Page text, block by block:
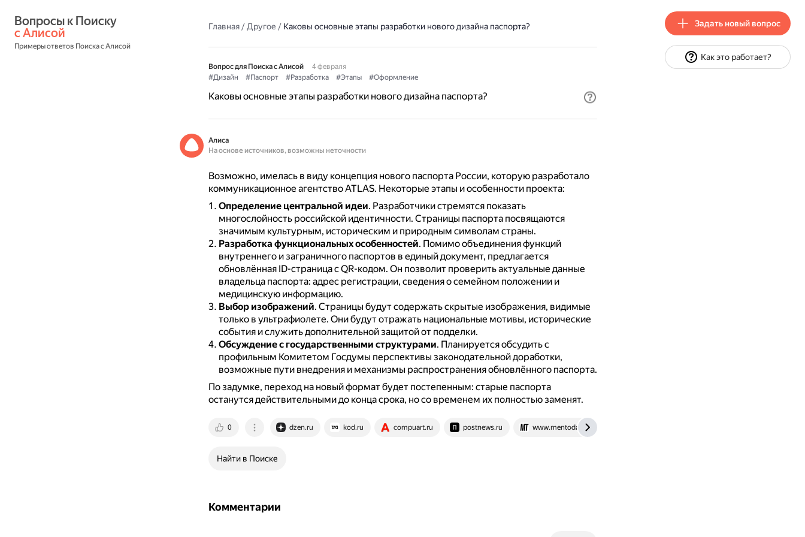
с Алисой
Примеры ответов Поиска с Алисой
Главная/Другое / Каковы основные этапы разработки нового дизайна паспорта?
Вопрос для Поиска с Алисой
4 февраля
#Дизайн
#Паспорт #Разработка #Этапы #Оформление
Каковы основные этапы разработки нового дизайна паспорта?
Алиса
На основе источников, возможны неточности
Возможно, имелась в виду концепция нового паспорта России, которую разработало
коммуникационное агентство ATLAS. Некоторые этапы и особенности проекта:
Определение центральной идеи. Разработчики стремятся показать
многослойность российской идентичности. Страницы паспорта посвящаются
значимым культурным, историческим и природным символам страны.
Разработка функциональных особенностей. Помимо объединения функций
внутреннего и заграничного паспортов в единый документ, предлагается
обновлённая ID-страница с QR-кодом. Он позволит проверить актуальные данные
владельца паспорта: адрес регистрации, сведения о семейном положении и
медицинскую информацию.
Выбор изображений. Страницы будут содержать скрытые изображения, видимые
только в ультрафиолете. Они будут отражать национальные мотивы, исторические
события и служить дополнительной защитой от подделки.
Обсуждение с государственными структурами. Планируется обсудить с
профильным Комитетом Госдумы перспективы законодательной доработки,
возможные пути внедрения и механизмы распространения обновлённого паспорта.
По задумке, переход на новый формат будет постепенным: старые паспорта
останутся действительными до конца срока, но со временем их полностью заменят.
0 dzen.ru kod.ru compuart.ru postnews.ru www.mentoday.ru
Найти в Поиске
Комментарии
Задать новый вопрос
Как это работает?